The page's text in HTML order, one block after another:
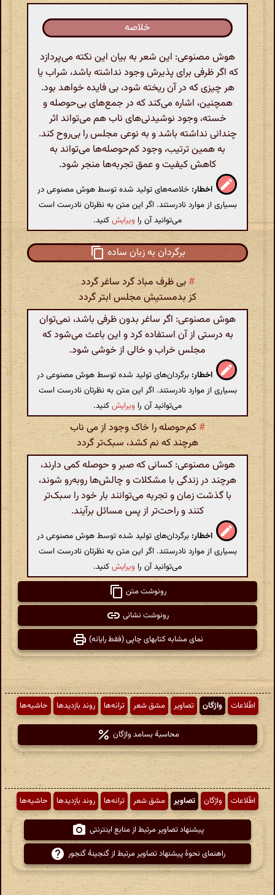
خلاصه
هوش مصنوعی: این شعر به بیان این نکته می‌پردازد
که اگر ظرفی برای پذیرش وجود نداشته باشد، شراب یا
هر چیزی که در آن ریخته شود، بی فایده خواهد بود.
همچنین، اشاره می‌کند که در جمع‌های بی‌حوصله و
خسته، وجود نوشیدنی‌های ناب هم می‌تواند اثر
چندانی نداشته باشد و به نوعی مجلس را بی‌روح کند.
به همین ترتیب، وجود کم‌حوصله‌ها می‌تواند به
کاهش کیفیت و عمق تجربه‌ها منجر شود.
اخطار: خلاصه‌های تولید شده توسط هوش مصنوعی در
بسیاری از موارد نادرستند. اگر این متن به نظرتان نادرست است
می‌توانید آن را ویرایشکنید.
برگردان به زبان ساده
# بی ظرف مباد گرد ساغر گردد
کز بدمستیش مجلس ابتر گردد
هوش مصنوعی: اگر ساغر بدون ظرفی باشد، نمی‌توان
به درستی از آن استفاده کرد و این باعث می‌شود که
مجلس خراب و خالی از خوشی شود.
اخطار: برگردان‌های تولید شده توسط هوش مصنوعی در
بسیاری از موارد نادرستند. اگر این متن به نظرتان نادرست است
می‌توانید آن را ویرایشکنید.
#کم‌حوصله را خاک وجود از می ناب
هرچند که نم کشد، سبک‌تر گردد
هوش مصنوعی: کسانی که صبر و حوصله کمی دارند،
هرچند در زندگی با مشکلات و چالش‌ها روبه‌رو شوند،
با گذشت زمان و تجربه می‌توانند بار خود را سبک‌تر
کنند و راحت‌تر از پس مسائل برآیند.
اخطار: برگردان‌های تولید شده توسط هوش مصنوعی در
بسیاری از موارد نادرستند. اگر این متن به نظرتان نادرست است
می‌توانید آن را ویرایشکنید.
رونوشت متن
رونوشت نشانی
نمای مشابه کتابهای چاپی (فقط رایانه)
اطّلاعات واژگان تصاویر مشق شعر ترانه‌ها روند بازدیدها حاشیه‌ها
محاسبهٔ بسامد واژگان
اطّلاعات واژگان تصاویر مشق شعر ترانه‌ها روند بازدیدها حاشیه‌ها
پیشنهاد تصاویر مرتبط از منابع اینترنتی
راهنمای نحوهٔ پیشنهاد تصاویر مرتبط از گنجینهٔ گنجور